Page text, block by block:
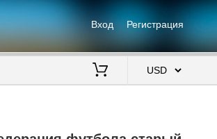
Вход Регистрация